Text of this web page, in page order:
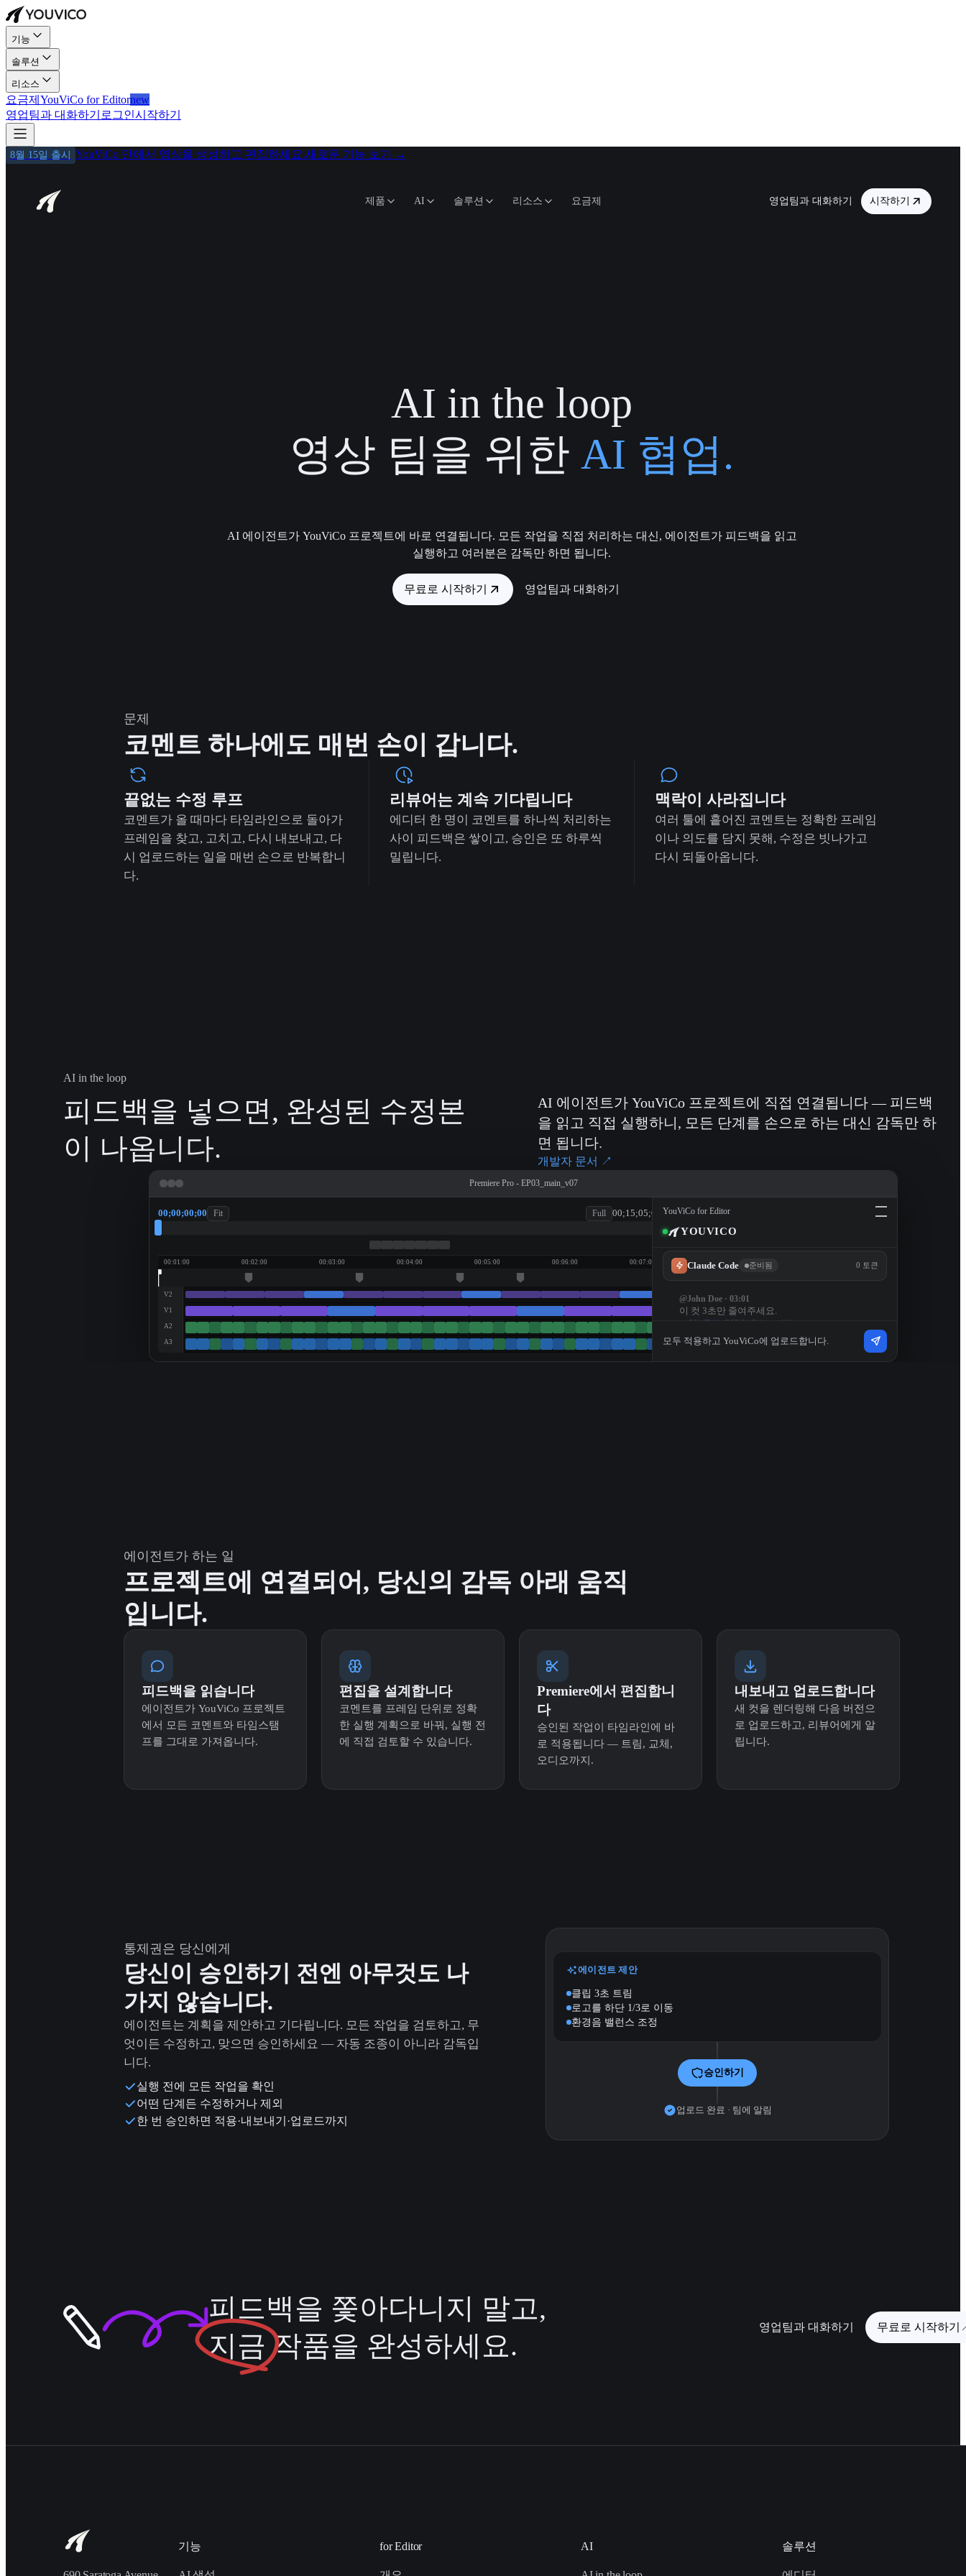
기능
솔루션
리소스
요금제 YouViCo for Editornew
영업팀과 대화하기 로그인시작하기
8월 15일 출시 YouViCo 안에서 영상을 생성하고 편집하세요.새로운 기능 보기 →
제품 AI 솔루션 리소스 요금제 영업팀과 대화하기 시작하기
AI in the loop
영상 팀을 위한 AI 협업.
AI 에이전트가 YouViCo 프로젝트에 바로 연결됩니다. 모든 작업을 직접 처리하는 대신, 에이전트가 피드백을 읽고
실행하고 여러분은 감독만 하면 됩니다.
무료로 시작하기 영업팀과 대화하기
문제
코멘트 하나에도 매번 손이 갑니다.
끝없는 수정 루프
코멘트가 올 때마다 타임라인으로 돌아가
프레임을 찾고, 고치고, 다시 내보내고, 다
시 업로드하는 일을 매번 손으로 반복합니
다.
리뷰어는 계속 기다립니다
에디터 한 명이 코멘트를 하나씩 처리하는
사이 피드백은 쌓이고, 승인은 또 하루씩
밀립니다.
맥락이 사라집니다
여러 툴에 흩어진 코멘트는 정확한 프레임
이나 의도를 담지 못해, 수정은 빗나가고
다시 되돌아옵니다.
AI in the loop
피드백을 넣으면, 완성된 수정본
이 나옵니다.
AI 에이전트가 YouViCo 프로젝트에 직접 연결됩니다 — 피드백
을 읽고 직접 실행하니, 모든 단계를 손으로 하는 대신 감독만 하
면 됩니다.
개발자 문서 ↗
Premiere Pro - EP03_main_v07
00;00;00;00 Fit Full 00;15;05;00
00:01:00 00:02:00 00:03:00 00:04:00 00:05:00 00:06:00 00:07:00
V2
V1
A2
A3
YouViCo for Editor
YOUVICO
Claude Code 준비됨 0 토큰
@John Doe · 03:01
이 컷 3초만 줄여주세요.
V1 클립 @03:01 3초 트리밍
@Sarah Kim · 05:44
모두 적용하고 YouViCo에 업로드합니다.
에이전트가 하는 일
프로젝트에 연결되어, 당신의 감독 아래 움직
입니다.
피드백을 읽습니다
에이전트가 YouViCo 프로젝트
에서 모든 코멘트와 타임스탬
프를 그대로 가져옵니다.
편집을 설계합니다
코멘트를 프레임 단위로 정확
한 실행 계획으로 바꿔, 실행 전
에 직접 검토할 수 있습니다.
Premiere에서 편집합니
다
승인된 작업이 타임라인에 바
로 적용됩니다 — 트림, 교체,
오디오까지.
내보내고 업로드합니다
새 컷을 렌더링해 다음 버전으
로 업로드하고, 리뷰어에게 알
립니다.
통제권은 당신에게
당신이 승인하기 전엔 아무것도 나
가지 않습니다.
에이전트는 계획을 제안하고 기다립니다. 모든 작업을 검토하고, 무
엇이든 수정하고, 맞으면 승인하세요 — 자동 조종이 아니라 감독입
니다.
실행 전에 모든 작업을 확인
어떤 단계든 수정하거나 제외
한 번 승인하면 적용·내보내기·업로드까지
에이전트 제안
클립 3초 트림
로고를 하단 1/3로 이동
환경음 밸런스 조정
승인하기
업로드 완료 · 팀에 알림
피드백을 쫓아다니지 말고,
지금 작품을 완성하세요.
영업팀과 대화하기 무료로 시작하기
기능 for Editor AI 솔루션